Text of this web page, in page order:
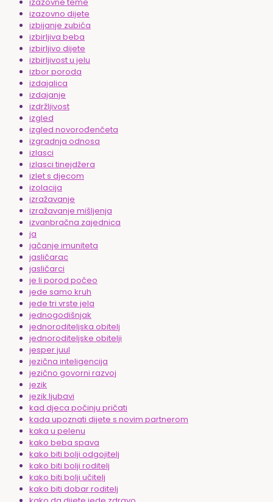
izazovno dijete
izbijanje zubića
izbirljiva beba
izbirljivo dijete
izbirljivost u jelu
izbor poroda
izdajalica
izdajanje
izdržljivost
izgled
izgled novorođenčeta
izgradnja odnosa
izlasci
izlasci tinejdžera
izlet s djecom
izolacija
izražavanje
izražavanje mišljenja
izvanbračna zajednica
ja
jačanje imuniteta
jasličarac
jasličarci
je li porod počeo
jede samo kruh
jede tri vrste jela
jednogodišnjak
jednoroditeljska obitelj
jednoroditeljske obitelji
jesper juul
jezična inteligencija
jezično govorni razvoj
jezik
jezik ljubavi
kad djeca počinju pričati
kada upoznati dijete s novim partnerom
kaka u pelenu
kako beba spava
kako biti bolji odgojitelj
kako biti bolji roditelj
kako biti bolji učitelj
kako biti dobar roditelj